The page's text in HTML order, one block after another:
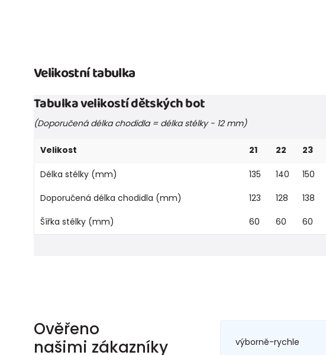
Velikostní tabulka
Tabulka velikostí dětských bot
(Doporučená délka chodidla = délka stélky - 12 mm)
Velikost 21 22 23
Délka stélky (mm) 135 140 150
Doporučená délka chodidla (mm)
123 128 138
Šířka stélky (mm)
60 60 60
Ověřeno
našimi zákazníky
výborně-rychle